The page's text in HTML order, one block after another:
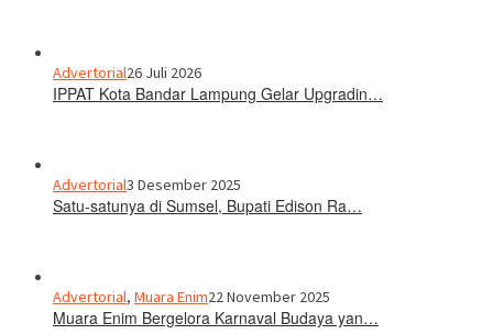
Advertorial26 Juli 2026
IPPAT Kota Bandar Lampung Gelar Upgradin…
Advertorial3 Desember 2025
Satu-satunya di Sumsel, Bupati Edison Ra…
Advertorial, Muara Enim22 November 2025
Muara Enim Bergelora Karnaval Budaya yan…